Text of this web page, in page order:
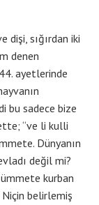
dişi, sığırdan iki
denen
ayetlerinde
bu sadece bize
“ve li kulli
Dünyanın
değil mi?
kurban
belirlemiş